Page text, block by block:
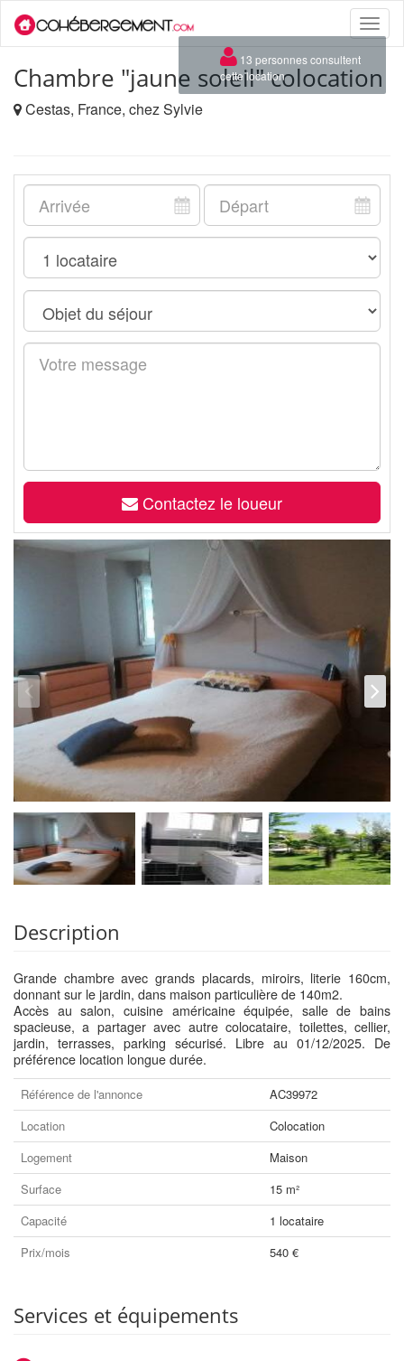
Toggle
Chambre "jaune soleil" colocation
Cestas, France, chez Sylvie
Contactez le loueur
Description
Grande chambre avec grands placards, miroirs, literie 160cm,
donnant sur le jardin, dans maison particulière de 140m2.
Accès au salon, cuisine américaine équipée, salle de bains
spacieuse, a partager avec autre colocataire, toilettes, cellier,
jardin, terrasses, parking sécurisé. Libre au 01/12/2025. De
préférence location longue durée.
Référence de l'annonce
AC39972
Location
Colocation
Logement
Maison
Surface
15 m²
Capacité
1 locataire
Prix/mois
540 €
Services et équipements
×
13 personnes consultent
cette location